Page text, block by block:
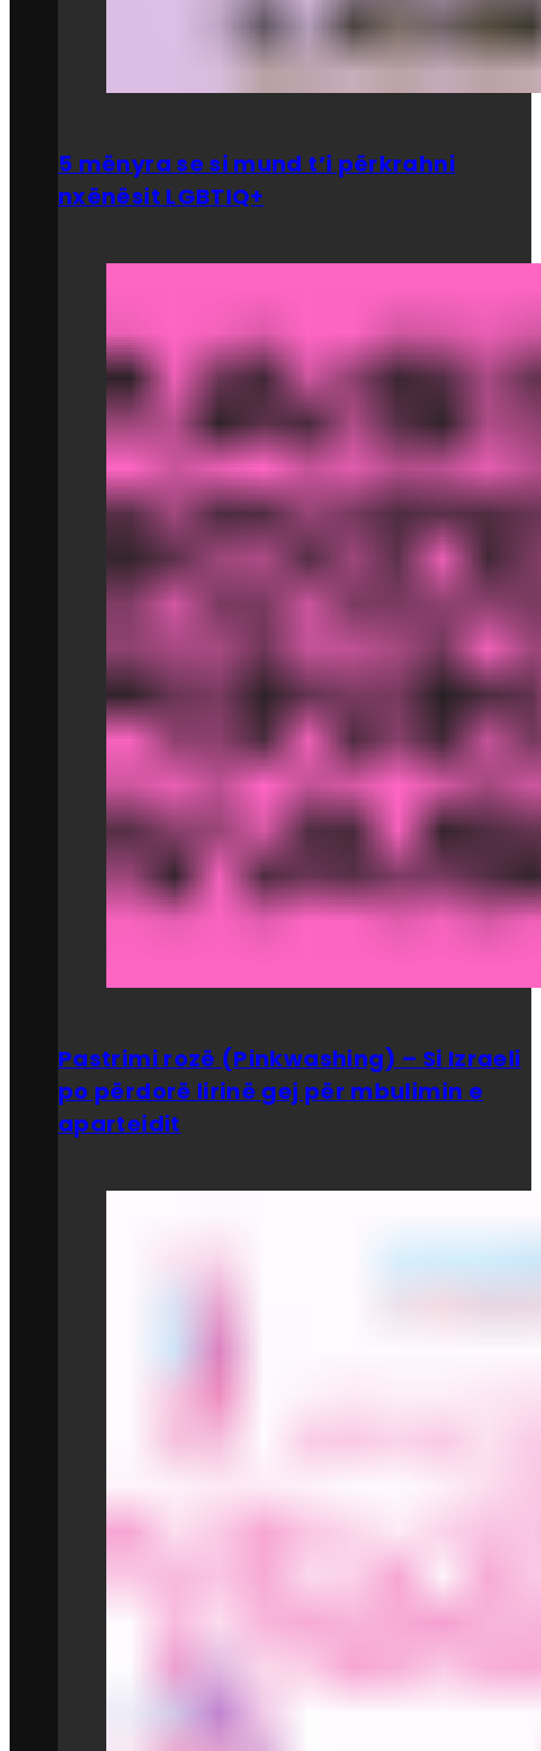
5 mënyra se si mund t’i përkrahni
nxënësit LGBTIQ+
Pastrimi rozë (Pinkwashing) – Si Izraeli
po përdorë lirinë gej për mbulimin e
aparteidit